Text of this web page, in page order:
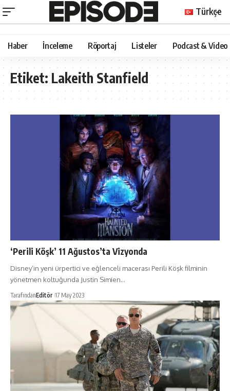
Türkçe
Haber İnceleme Röportaj Listeler Podcast & Video
Etiket:Lakeith Stanfield
‘Perili Köşk’ 11 Ağustos’ta Vizyonda
Disney’in yeni ürpertici ve eğlenceli macerası Perili Köşk filminin
yönetmen koltuğunda Justin Simien…
TarafındanEditör 17 May 2023